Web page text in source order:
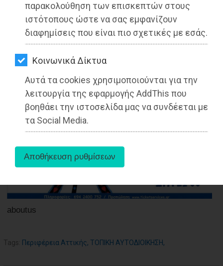
παρακολούθηση των επισκεπτών στους
ιστότοπους ώστε να σας εμφανίζουν
διαφημίσεις που είναι πιο σχετικές με εσάς.
Kοινωνικά Δίκτυα
Αυτά τα cookies χρησιμοποιούνται για την
λειτουργία της εφαρμογής AddThis που
βοηθάει την ιστοσελίδα μας να συνδέεται με
τα Social Media.
ΕΦΗΜΕΡΙΔΕΣ
OΔΗΓΟΣ
ΑΓΟΡΑΣ
ΨΙΘΥΡΟΙ
ΑΠΟΣΤΟΛΗ
ΑΡΘΡΩΝ
Διαβάστηκε 4752 φορές
Από την Ειρήνη Δελακά
Δημοσιογράφος - Διεθνολόγος
aboutus
Tags: Περιφέρεια Αττικής, ΤΟΠΙΚΗ ΑΥΤΟΔΙΟΙΚΗΣΗ,